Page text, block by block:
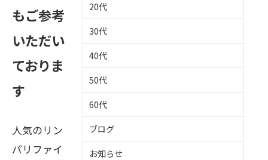
20代
30代
40代
50代
60代
ブログ
お知らせ
もご参考
いただい
ておりま
す
人気のリン
パリファイ